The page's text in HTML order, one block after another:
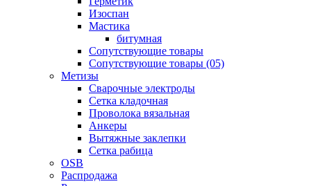
Изоспан
Мастика
битумная
Сопутствующие товары
Сопутствующие товары (05)
Метизы
Сварочные электроды
Сетка кладочная
Проволока вязальная
Анкеры
Вытяжные заклепки
Сетка рабица
OSB
Распродажа